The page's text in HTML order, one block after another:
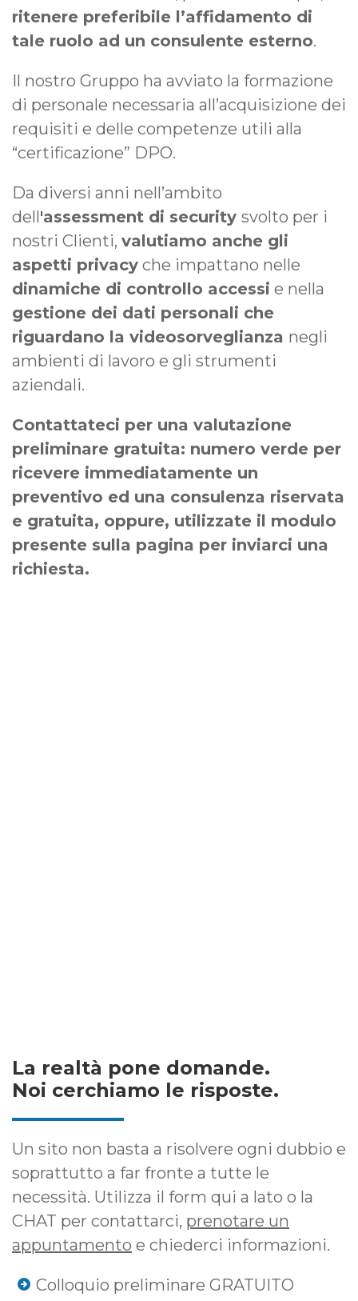
ritenere preferibile l’affidamento di
tale ruolo ad un consulente esterno.
Il nostro Gruppo ha avviato la formazione
di personale necessaria all’acquisizione dei
requisiti e delle competenze utili alla
“certificazione” DPO.
Da diversi anni nell’ambito
dell'assessment di security svolto per i
nostri Clienti, valutiamo anche gli
aspetti privacy che impattano nelle
dinamiche di controllo accessi e nella
gestione dei dati personali che
riguardano la videosorveglianza negli
ambienti di lavoro e gli strumenti
aziendali.
Contattateci per una valutazione
preliminare gratuita: numero verde per
ricevere immediatamente un
preventivo ed una consulenza riservata
e gratuita, oppure, utilizzate il modulo
presente sulla pagina per inviarci una
richiesta.
La realtà pone domande.
Noi cerchiamo le risposte.
Un sito non basta a risolvere ogni dubbio e
soprattutto a far fronte a tutte le
necessità. Utilizza il form qui a lato o la
CHAT per contattarci, prenotare un
appuntamento e chiederci informazioni.
Colloquio preliminare GRATUITO